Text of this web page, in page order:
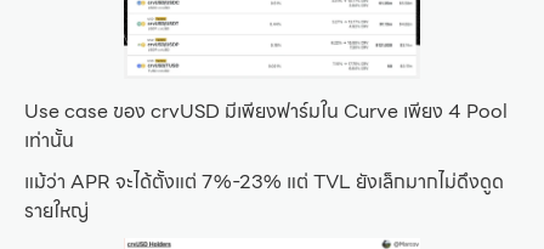
Use case ของ crvUSD มีเพียงฟาร์มใน Curve เพียง 4 Pool
เท่านั้น
แม้ว่า APR จะได้ตั้งแต่ 7%-23% แต่ TVL ยังเล็กมากไม่ดึงดูด
รายใหญ่